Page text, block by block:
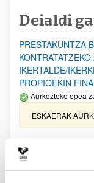
Deialdi
PRESTAKUNTZA
IKERTALDE/
PROPIOEKIN
Aurkezteko epea
ESKAERAK
erosi eta berritzeko
Izapide irekia